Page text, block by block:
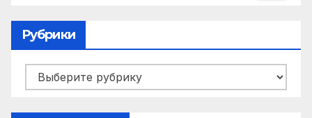
Рубрики
Рубрики